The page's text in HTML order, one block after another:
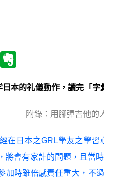
W
e
n
o
te
日本的礼儀動作，讀完「字彙
附錄：用腳彈吉他的人
在日本之GRL學友之學習
將會有家計的問題，且當時
加時雖倍感責任重大，不過